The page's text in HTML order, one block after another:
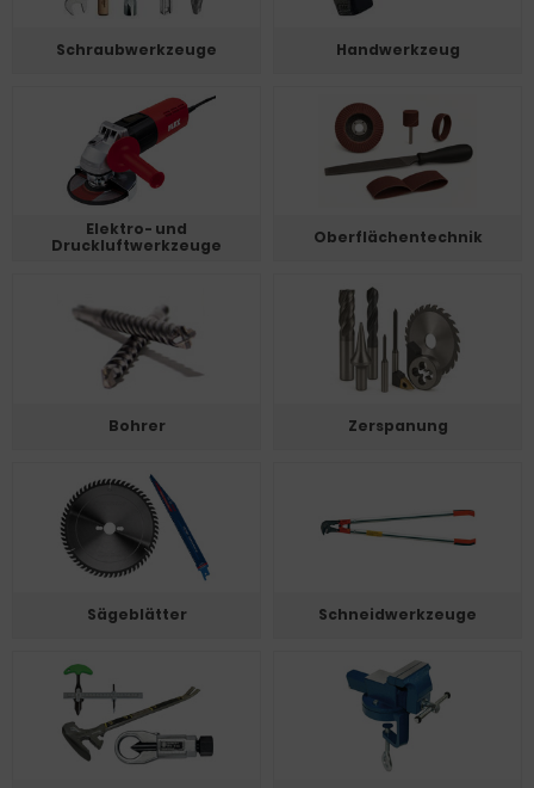
Schraubwerkzeuge Handwerkzeug
Elektro- und
Druckluftwerkzeuge
Oberflächentechnik
Bohrer Zerspanung
Sägeblätter Schneidwerkzeuge